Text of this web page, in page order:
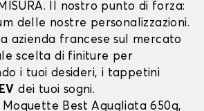
Il nostro punto di forza:
delle nostre personalizzazioni.
azienda francese sul mercato
scelta di finiture per
i tuoi desideri, i tappetini
dei tuoi sogni.
Moquette Best Agugliata 650g,